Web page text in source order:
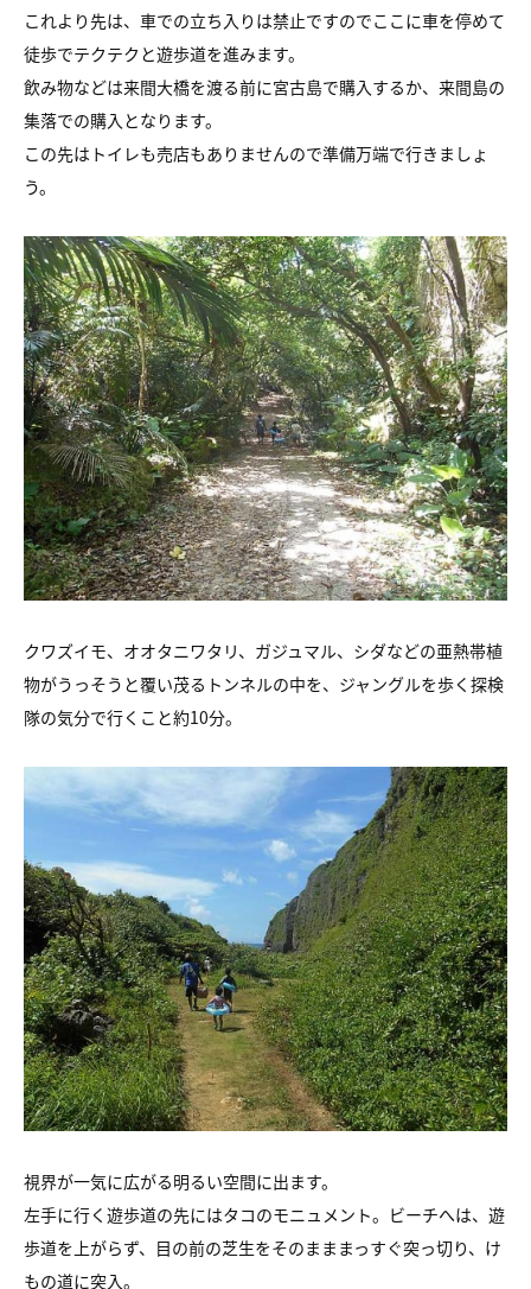
これより先は、車での立ち入りは禁止ですのでここに車を停めて
徒歩でテクテクと遊歩道を進みます。
飲み物などは来間大橋を渡る前に宮古島で購入するか、来間島の
集落での購入となります。
この先はトイレも売店もありませんので準備万端で行きましょ
う。
クワズイモ、オオタニワタリ、ガジュマル、シダなどの亜熱帯植
物がうっそうと覆い茂るトンネルの中を、ジャングルを歩く探検
隊の気分で行くこと約10分。
視界が一気に広がる明るい空間に出ます。
左手に行く遊歩道の先にはタコのモニュメント。ビーチへは、遊
歩道を上がらず、目の前の芝生をそのまままっすぐ突っ切り、け
もの道に突入。